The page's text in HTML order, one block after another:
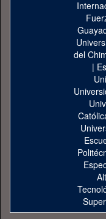
del
|